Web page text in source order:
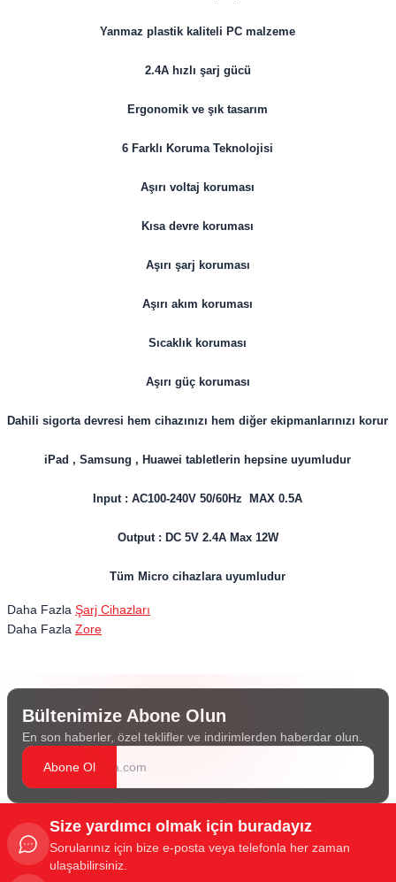
Yanmaz plastik kaliteli PC malzeme
2.4A hızlı şarj gücü
Ergonomik ve şık tasarım
6 Farklı Koruma Teknolojisi
Aşırı voltaj koruması
Kısa devre koruması
Aşırı şarj koruması
Aşırı akım koruması
Sıcaklık koruması
Aşırı güç koruması
Dahili sigorta devresi hem cihazınızı hem diğer ekipmanlarınızı korur
iPad , Samsung , Huawei tabletlerin hepsine uyumludur
Input : AC100-240V 50/60Hz MAX 0.5A
Output : DC 5V 2.4A Max 12W
Tüm Micro cihazlara uyumludur
Daha Fazla Şarj Cihazları
Daha Fazla Zore
Bültenimize Abone Olun
En son haberler, özel teklifler ve indirimlerden haberdar olun.
Abone Ol
Size yardımcı olmak için buradayız
Sorularınız için bize e-posta veya telefonla her zaman
ulaşabilirsiniz.